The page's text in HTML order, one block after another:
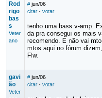
Rod
rigo
bas
s
Veter
ano
# jun/06
citar· votar
tenho uma bass v-amp.
da pra consegui os mais
recomendo. E não vai
mtos aqui no fórum
Flw.
gavi
ão
Veter
# jun/06
citar· votar